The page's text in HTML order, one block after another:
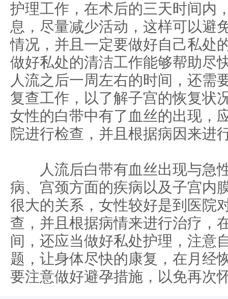
护理工作，在术后的三天时间内
息，尽量减少活动，这样可以避
情况，并且一定要做好自己私处
做好私处的清洁工作能够帮助尽
人流之后一周左右的时间，还需
复查工作，以了解子宫的恢复状
女性的白带中有了血丝的出现，
院进行检查，并且根据病因来进
人流后白带有血丝出现与急
病、宫颈方面的疾病以及子宫内
很大的关系，女性较好是到医院
查，并且根据病情来进行治疗，
间，还应当做好私处护理，注意
题，让身体尽快的康复，在月经
要注意做好避孕措施，以免再次